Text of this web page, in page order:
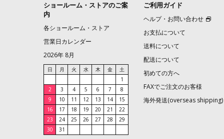
ショールーム・ストアのご案
内
各ショールーム・ストア
営業日カレンダー
2026年 8月
日 月 火 水 木 金
土
1
2
3 4 5 6 7
8
9
10 11 12 13 14
15
16
17 18 19 20 21
22
23
24 25 26 27 28
29
30
31
ご利用ガイド
ヘルプ・お問い合わせ
お支払について
送料について
配送について
初めての方へ
FAXでご注文のお客様
海外発送(overseas shipping)